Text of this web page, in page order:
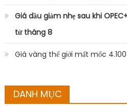
Giá dầu giảm nhẹ sau khi
từ tháng 8
Giá vàng thế giới mất mốc
DANH MỤC